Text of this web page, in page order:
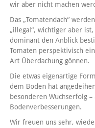
wir aber nicht machen
Das „Tomatendach“
„illegal“, wichtiger aber
dominant den Anblick
Tomaten perspektivisch
Art Überdachung gönnen.
Die etwas eigenartige
dem Boden hat
besonderen Wuchserfolg
Bodenverbesserungen.
Wir freuen uns sehr,